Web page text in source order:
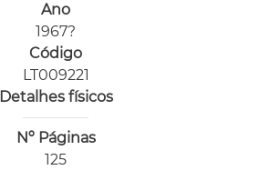
Ano
1967?
Código
LT009221
Detalhes físicos
Nº Páginas
125